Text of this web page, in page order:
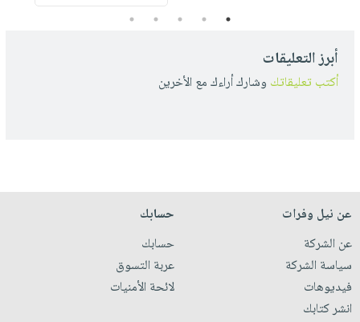
1
2
3
4
5
أبرز التعليقات
أكتب تعليقاتك وشارك أراءك مع الأخرين
عن نيل وفرات
عن الشركة
سياسة الشركة
فيديوهات
انشر كتابك
حسابك
حسابك
عربة التسوق
لائحة الأمنيات